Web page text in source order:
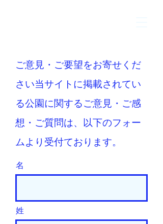
ご意見・ご要望をお寄せくだ
さい当サイトに掲載されてい
る公園に関する​ご意見・ご感
想・ご質問は、以下のフォー
ムより受付ております。
名
姓